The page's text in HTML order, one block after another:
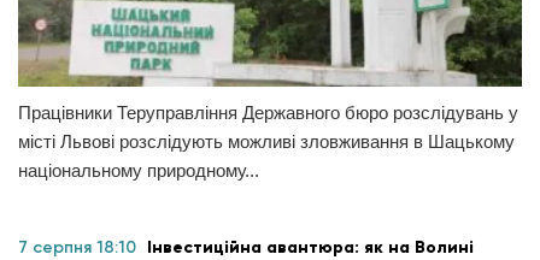
Працівники Теруправління Державного бюро розслідувань у
місті Львові розслідують можливі зловживання в Шацькому
національному природному...
7 серпня 18:10 Інвестиційна авантюра: як на Волині